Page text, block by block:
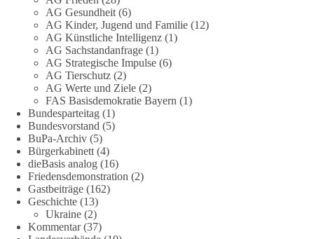
dieBasis fordert deshalb weiterhin eine unabhängige,
vollständige und transparente Aufarbeitung der Corona-Politik.
Ohne Denkverbote, ohne Vorverurteilungen und ohne Tabus.
Quellen:
https://apnews.com/article/fauci-diaries-covid-origins-
rand-paul-6b25da9f75a0becbaf2886ab22643e67
https://www.tichyseinblick.de/kolumnen/aus-aller-welt/usa-
tagebuch-fauci-corona-impfung/
#dieBasis #Corona #Aufarbeitung
#Vertrauen
36 60
AG Gesundheit (6)
AG Kinder, Jugend und Familie (12)
AG Künstliche Intelligenz (1)
AG Sachstandanfrage (1)
AG Strategische Impulse (6)
AG Tierschutz (2)
AG Werte und Ziele (2)
FAS Basisdemokratie Bayern (1)
Bundesparteitag (1)
Bundesvorstand (5)
BuPa-Archiv (5)
Bürgerkabinett (4)
dieBasis analog (16)
Friedensdemonstration (2)
Gastbeiträge (162)
Geschichte (13)
Ukraine (2)
Kommentar(37)